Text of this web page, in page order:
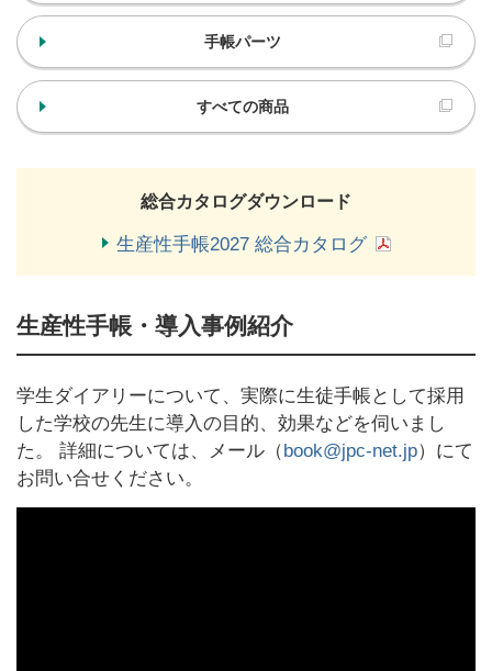
手帳パーツ
すべての商品
総合カタログダウンロード
生産性手帳2027 総合カタログ
生産性手帳・導入事例紹介
学生ダイアリーについて、実際に生徒手帳として採用
した学校の先生に導入の目的、効果などを伺いまし
た。 詳細については、メール（ book@jpc-net.jp）にて
お問い合せください。